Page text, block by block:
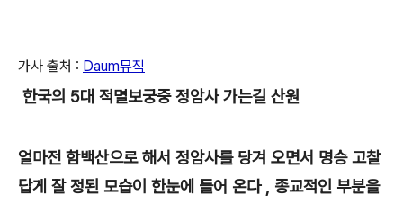
가사 출처 : Daum뮤직
한국의 5대 적멸보궁중 정암사 가는길 산원
얼마전 함백산으로 해서 정암사를 당겨 오면서 명승 고찰
답게 잘 정된 모습이 한눈에 들어 온다 , 종교적인 부분을